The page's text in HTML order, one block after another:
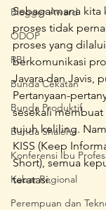
Blogger Award
ODOP
RBI
Bunda Cekatan
Bunda Produktif
Bunda Shaleha
Konferensi Ibu
Kabar Regional
Perempuan dan
Sebagaimana kita
proses tidak
proses yang
berkomunikasi
Javara dan Javis,
Pertanyaan-
sesekali
tujuh keliling.
KISS (Keep
Short), semua
teratasi.